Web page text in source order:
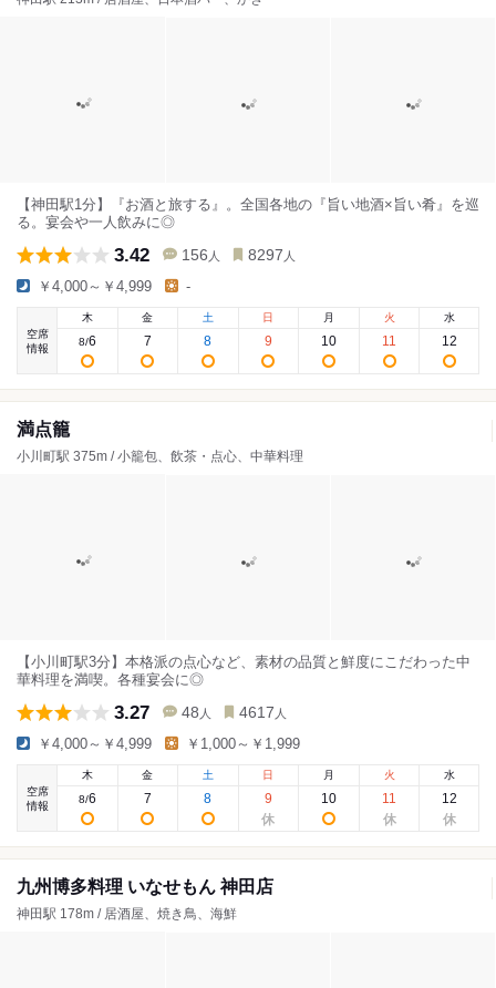
【神田駅1分】『お酒と旅する』。全国各地の『旨い地酒×旨い肴』を巡
る。宴会や一人飲みに◎
3.42 156 人 8297 人
￥4,000～￥4,999 -
空席
情報
木
8/6
金
7
土
8
日
9
月
10
火
11
水
12
満点籠
小川町駅 375m / 小籠包、飲茶・点心、中華料理
【小川町駅3分】本格派の点心など、素材の品質と鮮度にこだわった中
華料理を満喫。各種宴会に◎
3.27 48 人 4617 人
￥4,000～￥4,999 ￥1,000～￥1,999
空席
情報
木
8/6
金
7
土
8
日
9
月
10
火
11
水
12
九州博多料理 いなせもん 神田店
神田駅 178m / 居酒屋、焼き鳥、海鮮